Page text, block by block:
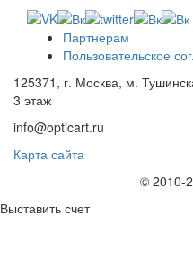
Партнерам
Пользовательское
125371, г. Москва, м.
3 этаж
info@opticart.ru
Карта сайта
© 2010-
Выставить счет